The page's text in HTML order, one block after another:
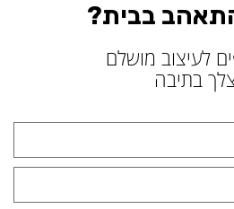
שונים (כמו כל תהליך
העדין והמקסים הזה: בכרטיסי
בבית?
לעיצוב מושלם
בתיבה